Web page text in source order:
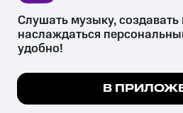
психотропных веществ, их
их незаконный оборот запрещён и
законодательством ответственность.
Мы используем куки, чтобы
Подробнее
Слушать музыку,
наслаждаться
удобно!
В